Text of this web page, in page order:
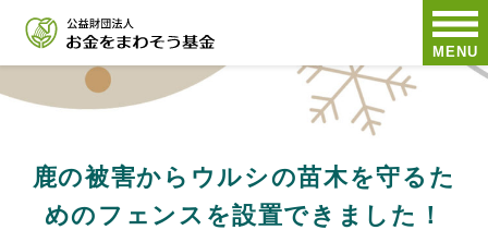
MENU
鹿の被害からウルシの苗木を守るた
めのフェンスを設置できました！